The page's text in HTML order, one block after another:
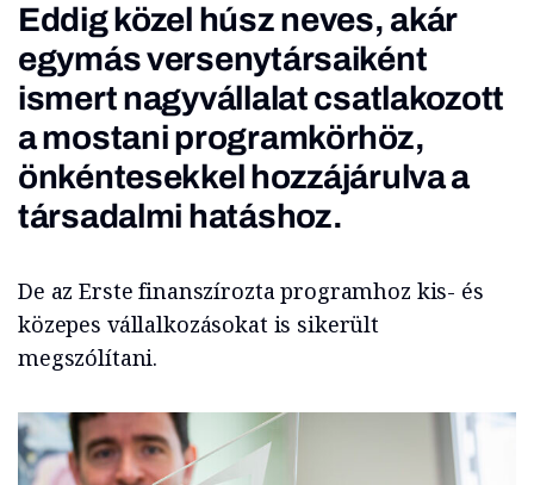
Eddig közel húsz neves, akár
egymás versenytársaiként
ismert nagyvállalat csatlakozott
a mostani programkörhöz,
önkéntesekkel hozzájárulva a
társadalmi hatáshoz.
De az Erste finanszírozta programhoz kis- és
közepes vállalkozásokat is sikerült
megszólítani.